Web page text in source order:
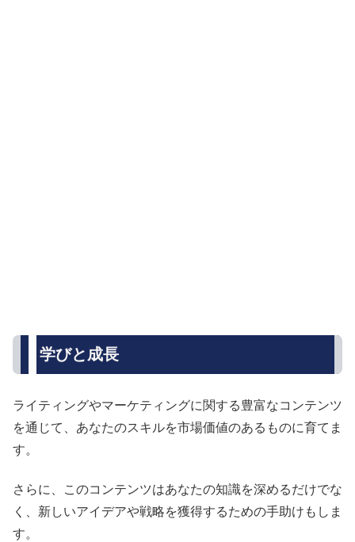
学びと成長
ライティングやマーケティングに関する豊富なコンテンツ
を通じて、あなたのスキルを市場価値のあるものに育てま
す。
さらに、このコンテンツはあなたの知識を深めるだけでな
く、新しいアイデアや戦略を獲得するための手助けもしま
す。